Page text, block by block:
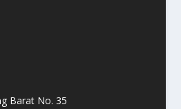
Barat No. 35